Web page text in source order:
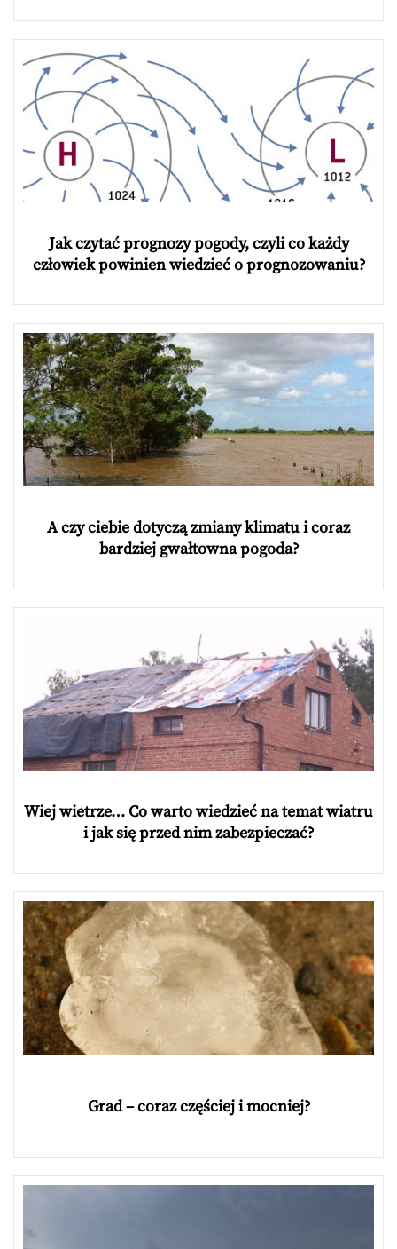
Jak czytać prognozy pogody, czyli co każdy
człowiek powinien wiedzieć o prognozowaniu?
A czy ciebie dotyczą zmiany klimatu i coraz
bardziej gwałtowna pogoda?
Wiej wietrze… Co warto wiedzieć na temat wiatru
i jak się przed nim zabezpieczać?
Grad – coraz częściej i mocniej?